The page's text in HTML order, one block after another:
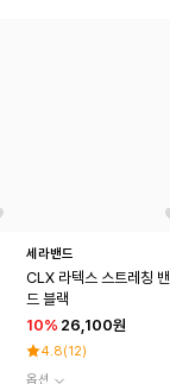
세라밴드
CLX 라텍스 스트레칭 밴
드 블랙
10% 26,100원
4.8(12)
옵션